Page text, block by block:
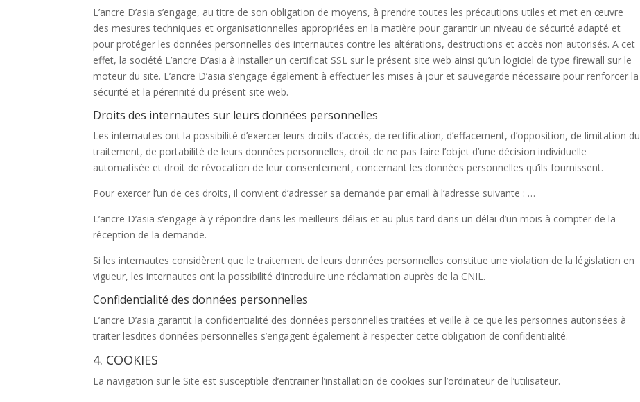
L’ancre D’asia s’engage, au titre de son obligation de moyens, à prendre toutes les précautions utiles et met en œuvre
des mesures techniques et organisationnelles appropriées en la matière pour garantir un niveau de sécurité adapté et
pour protéger les données personnelles des internautes contre les altérations, destructions et accès non autorisés. A cet
effet, la société L’ancre D’asia à installer un certificat SSL sur le présent site web ainsi qu’un logiciel de type firewall sur le
moteur du site. L’ancre D’asia s’engage également à effectuer les mises à jour et sauvegarde nécessaire pour renforcer la
sécurité et la pérennité du présent site web.
Droits des internautes sur leurs données personnelles
Les internautes ont la possibilité d’exercer leurs droits d’accès, de rectification, d’effacement, d’opposition, de limitation du
traitement, de portabilité de leurs données personnelles, droit de ne pas faire l’objet d’une décision individuelle
automatisée et droit de révocation de leur consentement, concernant les données personnelles qu’ils fournissent.
Pour exercer l’un de ces droits, il convient d’adresser sa demande par email à l’adresse suivante : …
L’ancre D’asia s’engage à y répondre dans les meilleurs délais et au plus tard dans un délai d’un mois à compter de la
réception de la demande.
Si les internautes considèrent que le traitement de leurs données personnelles constitue une violation de la législation en
vigueur, les internautes ont la possibilité d’introduire une réclamation auprès de la CNIL.
Confidentialité des données personnelles
L’ancre D’asia garantit la confidentialité des données personnelles traitées et veille à ce que les personnes autorisées à
traiter lesdites données personnelles s’engagent également à respecter cette obligation de confidentialité.
4. COOKIES
La navigation sur le Site est susceptible d’entrainer l’installation de cookies sur l’ordinateur de l’utilisateur.